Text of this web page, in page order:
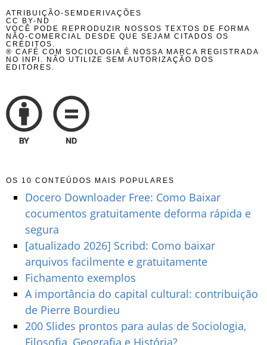
ATRIBUIÇÃO-SEMDERIVAÇÕES
CC BY-ND
VOCÊ PODE REPRODUZIR NOSSOS TEXTOS DE FORMA
NÃO-COMERCIAL DESDE QUE SEJAM CITADOS OS
CRÉDITOS.
® CAFÉ COM SOCIOLOGIA É NOSSA MARCA REGISTRADA
NO INPI. NÃO UTILIZE SEM AUTORIZAÇÃO DOS
EDITORES.
OS 10 CONTEÚDOS MAIS POPULARES
Docero Downloader Free: Como Baixar
cocumentos gratuitamente deforma rápida e
segura
[atualizado 2026] Scribd: Como baixar
arquivos facilmente e gratuitamente
Fichamento exemplos
A importância do capital cultural: contribuição
de Pierre Bourdieu
200 Slides prontos para aulas de Sociologia,
Filosofia, Geografia e História?